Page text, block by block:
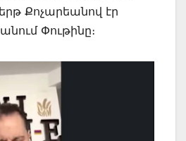
Քոչարեանով էր
Փութինը։